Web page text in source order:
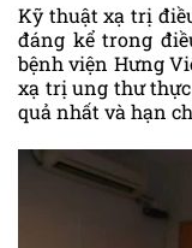
Kỹ thuật xạ trị
đáng kể trong
bệnh viện Hưng
xạ trị ung thư
quả nhất và hạn